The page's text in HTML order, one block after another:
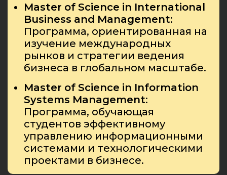
Master of Science in International
Business and Management:
Программа, ориентированная на
изучение международных
рынков и стратегии ведения
бизнеса в глобальном масштабе.
Master of Science in Information
Systems Management:
Программа, обучающая
студентов эффективному
управлению информационными
системами и технологическими
проектами в бизнесе.